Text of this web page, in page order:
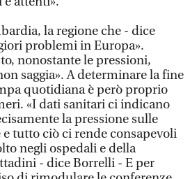
la regione che - dice
problemi in Europa».
nonostante le pressioni,
saggia». A determinare la fine
quotidiana è però proprio
«I dati sanitari ci indicano
la pressione sulle
tutto ciò ci rende consapevoli
negli ospedali e della
- dice Borrelli - E per